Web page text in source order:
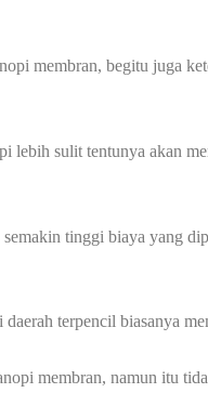
membran, begitu juga
lebih sulit tentunya akan
tinggi biaya yang
terpencil biasanya
membran, namun itu